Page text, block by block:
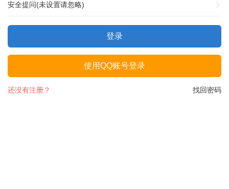
安全提问(未设置请忽略)
登录
使用QQ账号登录
找回密码
还没有注册？